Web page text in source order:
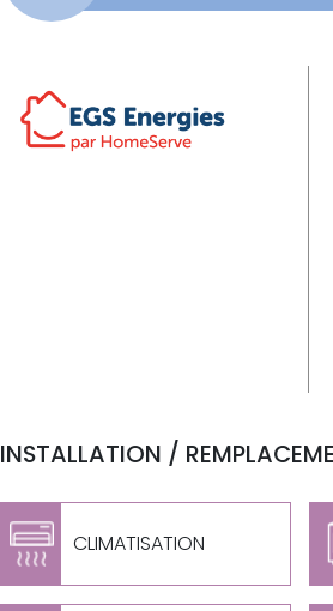
INSTALLATION /
CLIMATISATION